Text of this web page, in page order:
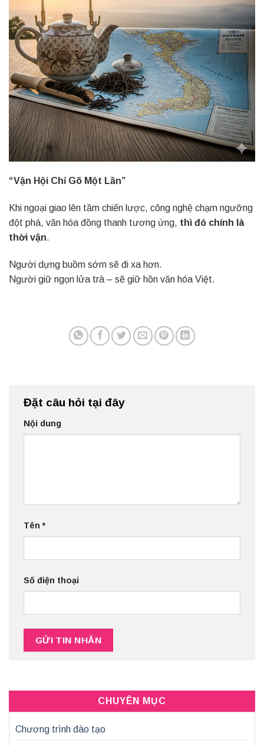
“Vận Hội Chỉ Gõ Một Lần”
Khi ngoại giao lên tầm chiến lược, công nghệ chạm ngưỡng
đột phá, văn hóa đồng thanh tương ứng, thì đó chính là
thời vận.
Người dựng buồm sớm sẽ đi xa hơn.
Người giữ ngọn lửa trà – sẽ giữ hồn văn hóa Việt.
Đặt câu hỏi tại đây
Nội dung
Tên*
Số điện thoại
CHUYÊN MỤC
Chương trình đào tạo